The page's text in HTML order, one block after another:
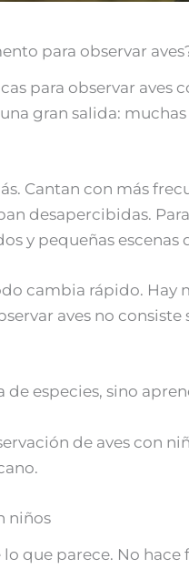
para observar
para observar
gran salida:
Cantan con más
desapercibidas.
y pequeñas escenas
cambia rápido. Hay
aves no
de especies, sino
de aves con
niños
lo que parece. No